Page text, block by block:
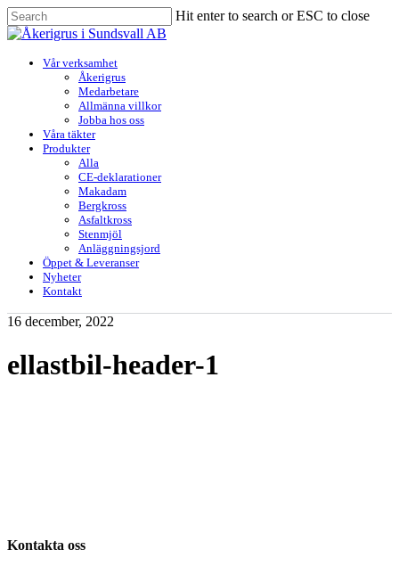
Skip
to
content
Hit enter to search or ESC to close
Close
Menu
Vår verksamhet
Åkerigrus
Medarbetare
Allmänna villkor
Jobba hos oss
Våra täkter
Produkter
Alla
CE-deklarationer
Makadam
Bergkross
Asfaltkross
Stenmjöl
Anläggningsjord
Öppet & Leveranser
Nyheter
Kontakt
16 december, 2022
ellastbil-header-1
Kontakta oss